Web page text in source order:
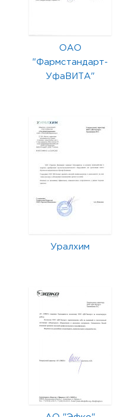
ОАО
"Фармстандарт-
УфаВИТА"
Уралхим